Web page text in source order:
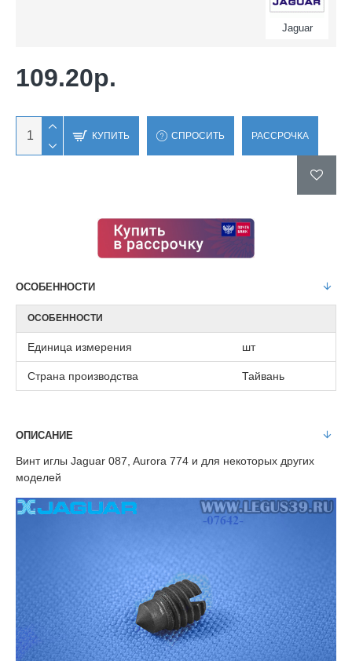
Jaguar
109.20р.
КУПИТЬ СПРОСИТЬ РАССРОЧКА
ОСОБЕННОСТИ
ОСОБЕННОСТИ
Единица измерения шт
Страна производства Тайвань
ОПИСАНИЕ
Винт иглы Jaguar 087, Aurora 774 и для некоторых других
моделей